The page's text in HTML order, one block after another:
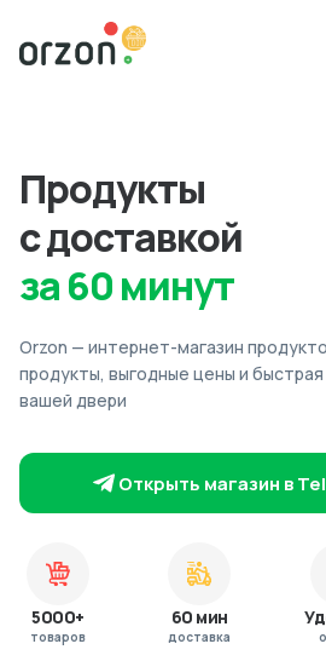
Продукты
с доставкой
за 60 минут
Orzon — интернет-магазин
продукты, выгодные цены и
вашей двери
Открыть магазин в
5000+
товаров
60 мин
доставка